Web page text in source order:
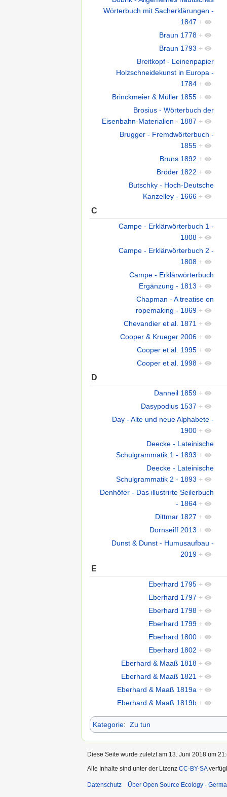
Wörterbuch mit Sacherklärungen -
1847 +
Braun 1778 +
Braun 1793 +
Breitkopf - Leinenpapier
Holzschneidekunst in Europa -
1784 +
Brinckmeier & Müller 1855 +
Brosius - Wörterbuch der
Eisenbahn-Materialien - 1887 +
Brugger - Fremdwörterbuch -
1855 +
Bruns 1892 +
Bröder 1822 +
Butschky - Hoch-Deutsche
Kanzelley - 1666 +
C
Campe - Erklärwörterbuch 1 -
1808 +
Campe - Erklärwörterbuch 2 -
1808 +
Campe - Erklärwörterbuch
Ergänzung - 1813 +
Chapman - A treatise on
ropemaking - 1869 +
Chevandier et al. 1871 +
Cooper & Krueger 2006 +
Cooper et al. 1995 +
Cooper et al. 1998 +
D
Danneil 1859 +
Dasypodius 1537 +
Day - Alte und neue Alphabete -
1900 +
Deecke - Lateinische
Schulgrammatik 1 - 1893 +
Deecke - Lateinische
Schulgrammatik 2 - 1893 +
Denhöfer - Das illustrirte Seilerbuch
- 1864 +
Dittmar 1827 +
Dornseiff 2013 +
Dunst & Dunst - Humusaufbau -
2019 +
E
Eberhard 1795 +
Eberhard 1797 +
Eberhard 1798 +
Eberhard 1799 +
Eberhard 1800 +
Eberhard 1802 +
Eberhard & Maaß 1818 +
Eberhard & Maaß 1821 +
Eberhard & Maaß 1819a +
Eberhard & Maaß 1819b +
Kategorie: Zu tun
Diese Seite wurde zuletzt am 13. Juni 2018 um
Alle Inhalte sind unter der Lizenz CC-BY-SA
Datenschutz Über Open Source Ecology -